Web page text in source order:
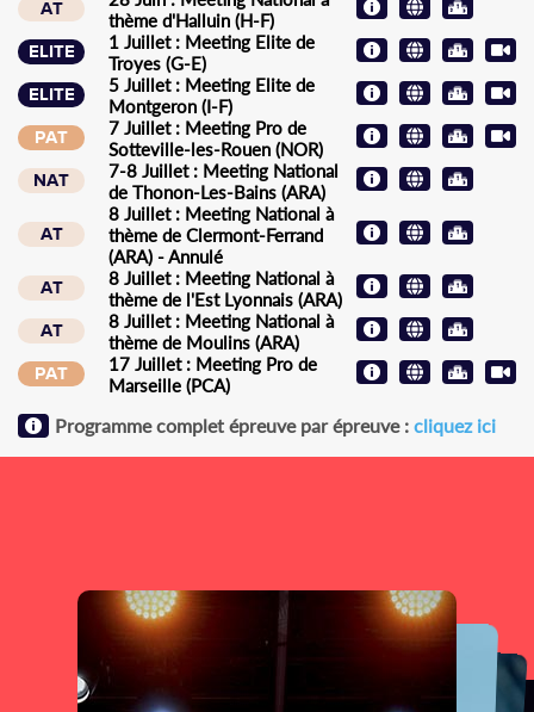
AT
thème d'Halluin (H-F)
ELITE
1 Juillet : Meeting Elite de
Troyes (G-E)
ELITE
5 Juillet : Meeting Elite de
Montgeron (I-F)
PAT
7 Juillet : Meeting Pro de
Sotteville-les-Rouen (NOR)
NAT
7-8 Juillet : Meeting National
de Thonon-Les-Bains (ARA)
AT
8 Juillet : Meeting National à
thème de Clermont-Ferrand
(ARA) - Annulé
AT
8 Juillet : Meeting National à
thème de l'Est Lyonnais (ARA)
AT
8 Juillet : Meeting National à
thème de Moulins (ARA)
PAT
17 Juillet : Meeting Pro de
Marseille (PCA)
Programme complet épreuve par épreuve : cliquez ici